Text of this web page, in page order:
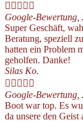
    
Google-Bewertung,
Super Geschäft,
Beratung, speziell
hatten ein Problem
geholfen. Danke!
Silas Ko.
    
Google-Bewertung,
Boot war top. Es
da unsere den